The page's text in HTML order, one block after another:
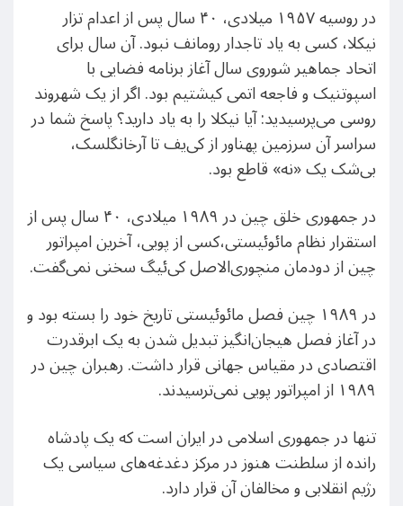
در روسیه ۱۹۵۷ میلادی، ۴۰ سال پس از اعدام تزار
نیکلا، کسی به یاد تاجدار رومانف نبود. آن سال برای
اتحاد جماهیر شوروی سال آغاز برنامه فضایی با
اسپوتنیک و فاجعه اتمی کیشتیم بود. اگر از یک شهروند
روسی می‌پرسیدید: آیا نیکلا را به یاد دارید؟ پاسخ شما در
سراسر آن سرزمین پهناور از کی‌یف تا آرخانگلسک،
بی‌شک یک «نه» قاطع بود.
در جمهوری خلق چین در ۱۹۸۹ میلادی، ۴۰ سال پس از
استقرار نظام مائوئیستی،‌کسی از پویی، آخرین امپراتور
چین از دودمان منچوری‌الاصل کی‌ئیگ سخنی نمی‌گفت.
در ۱۹۸۹ چین فصل مائوئیستی تاریخ خود را بسته بود و
در آغاز فصل هیجان‌انگیز تبدیل شدن به یک ابرقدرت
اقتصادی در مقیاس جهانی قرار داشت. رهبران چین در
۱۹۸۹ از امپراتور پویی نمی‌ترسیدند.
تنها در جمهوری اسلامی در ایران است که یک پادشاه
رانده از سلطنت هنوز در مرکز دغدغه‌های سیاسی یک
رژیم انقلابی و مخالفان آن قرار دارد.